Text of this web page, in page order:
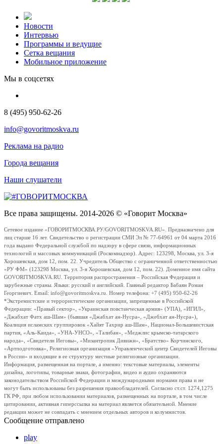
Новости
Интервью
Программы и ведущие
Сетка вещания
Мобильное приложение
Мы в соцсетях
8 (495) 950-62-26
info@govoritmoskva.ru
Реклама на радио
Города вещания
Наши слушатели
Все права защищены. 2014-2026 © «Говорит Москва»
Сетевое издание «ГОВОРИТМОСКВА.РУ/GOVORITMOSKVA.RU». Предназначено для
лиц старше 16 лет. Свидетельство о регистрации СМИ Эл № 77-64961 от 04 марта 2016
года выдано Федеральной службой по надзору в сфере связи, информационных
технологий и массовых коммуникаций (Роскомнадзор). Адрес: 123298, Москва, ул. 3-я
Хорошевская, дом 12, пом. 22. Учредитель Общество с ограниченной ответственностью
«РУ ФМ» (123298 Москва, ул. 3-я Хорошевская, дом 12, пом. 22). Доменное имя сайта
GOVORITMOSKVA.RU. Территория распространения – Российская Федерация и
зарубежные страны. Языки: русский и английский. Главный редактор Бабаян Роман
Георгиевич. Email: info@govoritmoskva.ru. Номер телефона: +7 (495) 950-62-26
*Экстремистские и террористические организации, запрещенные в Российской
Федерации: «Правый сектор», «Украинская повстанческая армия» (УПА), «ИГИЛ»,
«Джабхат Фатх аш-Шам» (бывшая «Джабхат ан-Нусра», «Джебхат ан-Нусра»),
Коалиция исламских группировок «Хайят Тахрир аш-Шам», Национал-Большевистская
партия, «Аль-Каида», «УНА-УНСО», «Талибан», «Меджлис крымско-татарского
народа», «Свидетели Иеговы», «Мизантропик Дивижн», «Братство» Корчинского,
«Артподготовка», Религиозная организация «Управленческий центр Свидетелей Иеговы
в России» и входящие в ее структуру местные религиозные организации.
Информация, размещенная на портале, а именно: текстовые материалы, элементы
дизайна, логотипы, товарные знаки, фотографии, видео и аудио охраняются
законодательством Российской Федерации и международными нормами права и не
могут быть использованы без разрешения правообладателей. Согласно ст.ст. 1274,1275
ГК РФ, при любом использовании материалов, размещенных на портале, в том числе
цитировании, активная гиперссылка на материал является обязательной. Мнение
редакции может не совпадать с мнением отдельных авторов и колумнистов.
Сообщение отправлено
play